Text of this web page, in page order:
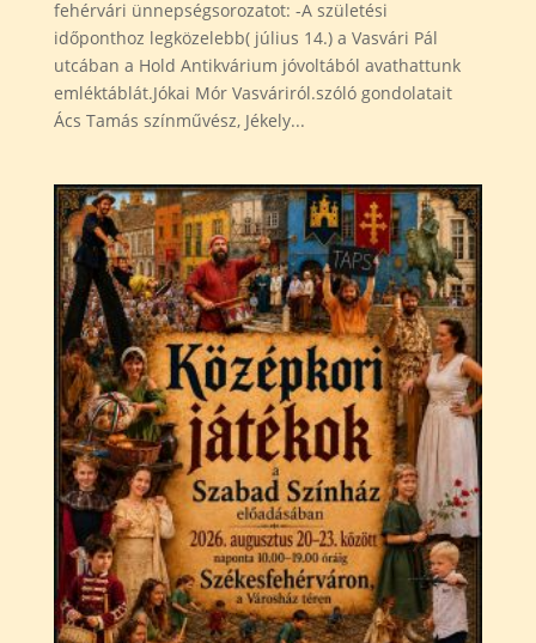
fehérvári ünnepségsorozatot: -A születési
időponthoz legközelebb( július 14.) a Vasvári Pál
utcában a Hold Antikvárium jóvoltából avathattunk
emléktáblát.Jókai Mór Vasváriról.szóló gondolatait
Ács Tamás színművész, Jékely...